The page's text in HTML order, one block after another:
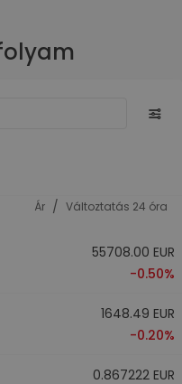
Ár / Változtatás 24 óra
55708.00 EUR
-0.50%
1648.49 EUR
-0.20%
0.867222 EUR